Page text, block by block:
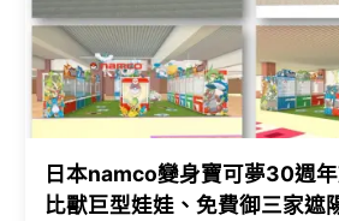
日本namco變身寶可夢30週
比獸巨型娃娃、免費御三家遮